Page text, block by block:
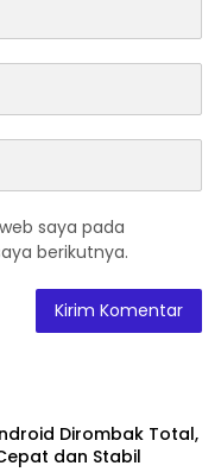
saya pada
berikutnya.
Dirombak Total,
dan Stabil